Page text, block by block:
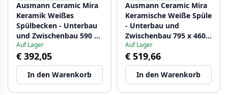
Ausmann Ceramic Mira
Keramik Weißes
Spülbecken - Unterbau
und Zwischenbau 590 x
458 mm mit
Edelstahlstopfen
1208970733
Auf Lager
€ 392,05
In den Warenkorb
Ausmann Ceramic Mira
Keramische Weiße Spüle
- Unterbau und
Zwischenbau 795 x 460
mm mit goldenem
Stecker 1208971466
Auf Lager
€ 519,66
In den Warenkorb